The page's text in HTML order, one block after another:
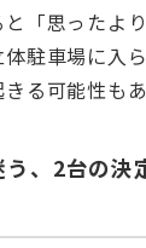
「思ったよ
駐車場に入
る可能性もあ
、2台の決